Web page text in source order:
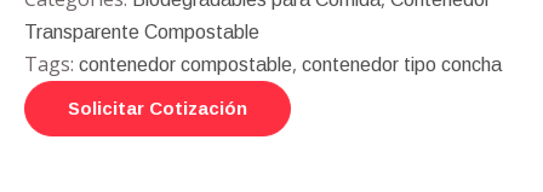
Transparente Compostable
Tags: contenedor compostable, contenedor tipo concha
Solicitar Cotización